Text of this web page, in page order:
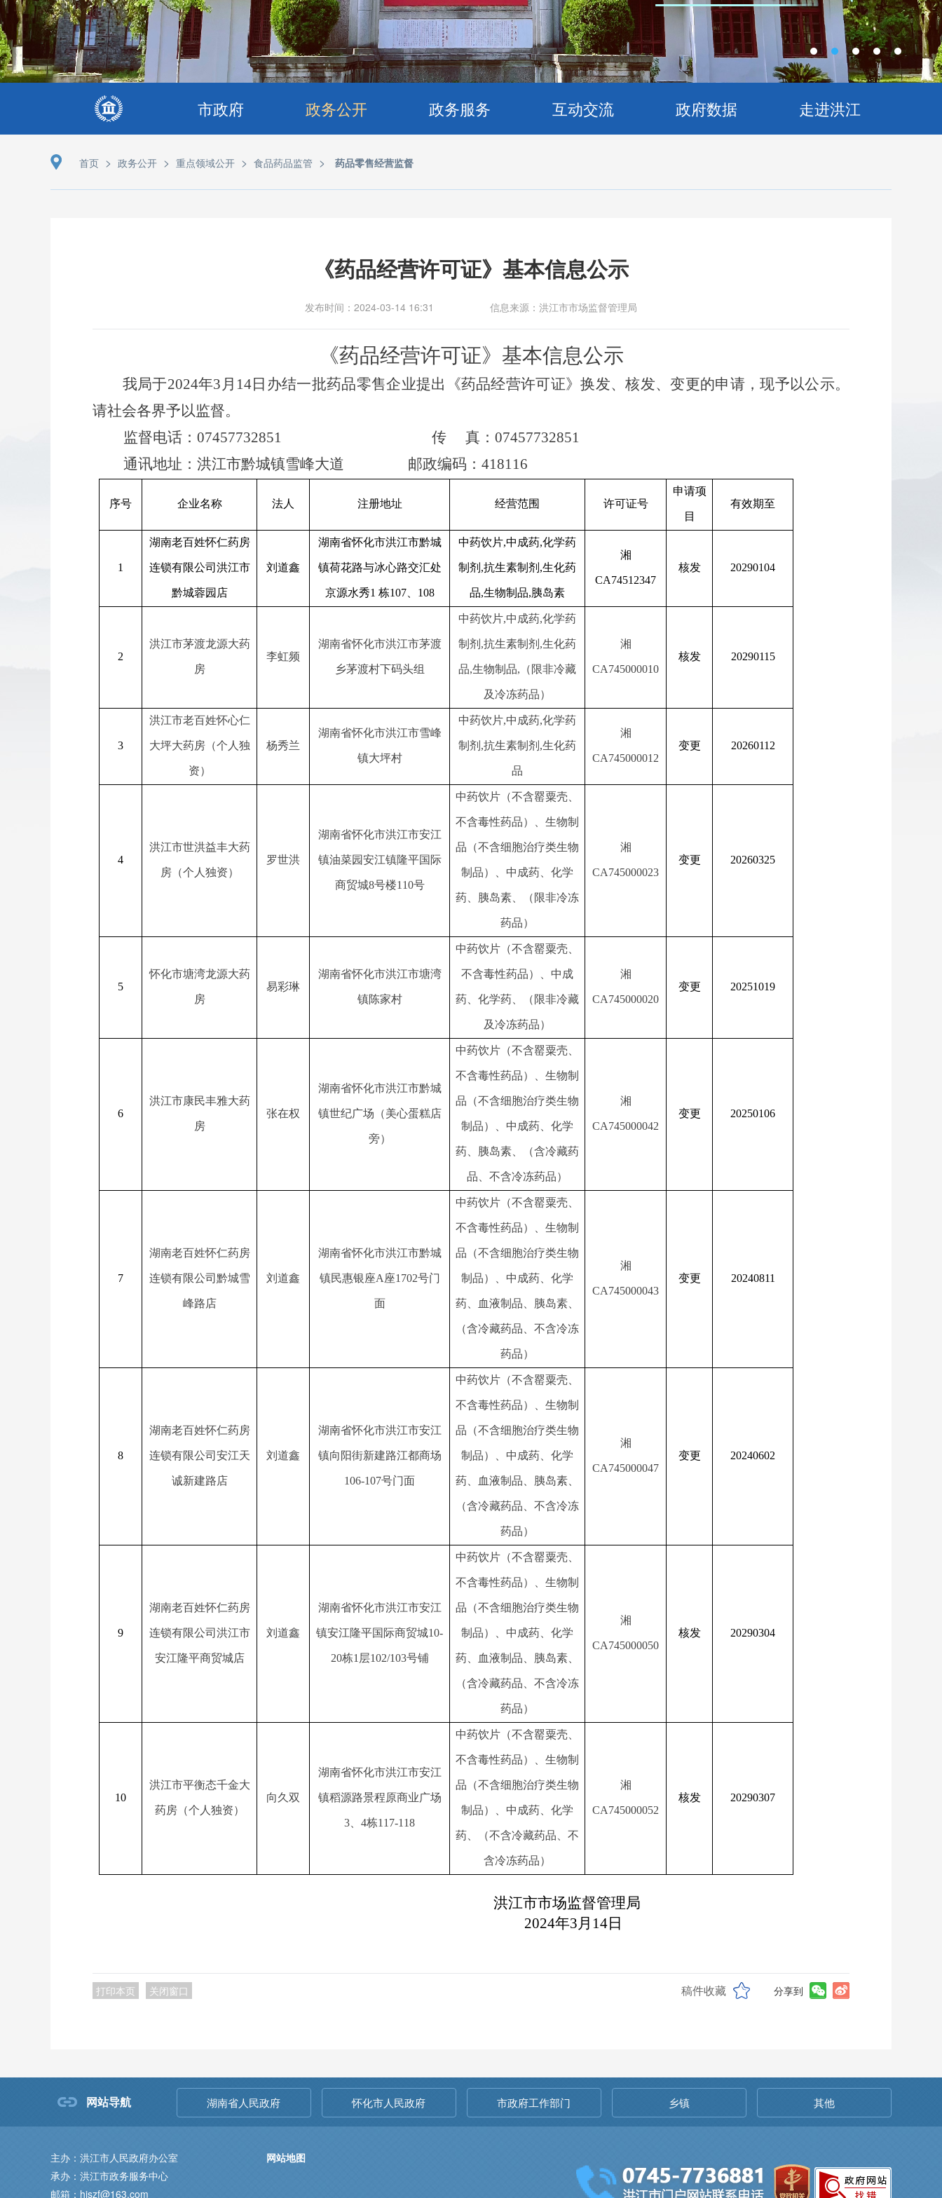
市政府 政务公开 政务服务 互动交流 政府数据 走进洪江
首页 > 政务公开 > 重点领域公开 > 食品药品监管 > 药品零售经营监督
《药品经营许可证》基本信息公示
发布时间：2024-03-14 16:31 信息来源：洪江市市场监督管理局
《药品经营许可证》基本信息公示
我局于2024年3月14日办结一批药品零售企业提出《药品经营许可证》换发、核发、变更的申请，现予以公示。
请社会各界予以监督。
监督电话： 07457732851 传 真：07457732851
通讯地址：洪江市黔城镇雪峰大道 邮政编码：418116
序号 企业名称 法人 注册地址 经营范围 许可证号
申请项
目
有效期至
1
湖南老百姓怀仁药房
连锁有限公司洪江市
黔城蓉园店
刘道鑫
湖南省怀化市洪江市黔城
镇荷花路与冰心路交汇处
京源水秀1 栋107、108
中药饮片,中成药,化学药
制剂,抗生素制剂,生化药
品,生物制品,胰岛素
湘
CA74512347
核发 20290104
2
洪江市茅渡龙源大药
房
李虹频
湖南省怀化市洪江市茅渡
乡茅渡村下码头组
中药饮片,中成药,化学药
制剂,抗生素制剂,生化药
品,生物制品,（限非冷藏
及冷冻药品）
湘
CA745000010
核发 20290115
3
洪江市老百姓怀心仁
大坪大药房（个人独
资）
杨秀兰
湖南省怀化市洪江市雪峰
镇大坪村
中药饮片,中成药,化学药
制剂,抗生素制剂,生化药
品
湘
CA745000012
变更 20260112
4
洪江市世洪益丰大药
房（个人独资）
罗世洪
湖南省怀化市洪江市安江
镇油菜园安江镇隆平国际
商贸城8号楼110号
中药饮片（不含罂粟壳、
不含毒性药品）、生物制
品（不含细胞治疗类生物
制品）、中成药、化学
药、胰岛素、（限非冷冻
药品）
湘
CA745000023
变更 20260325
5
怀化市塘湾龙源大药
房
易彩琳
湖南省怀化市洪江市塘湾
镇陈家村
中药饮片（不含罂粟壳、
不含毒性药品）、中成
药、化学药、（限非冷藏
及冷冻药品）
湘
CA745000020
变更 20251019
6
洪江市康民丰雅大药
房
张在权
湖南省怀化市洪江市黔城
镇世纪广场（美心蛋糕店
旁）
中药饮片（不含罂粟壳、
不含毒性药品）、生物制
品（不含细胞治疗类生物
制品）、中成药、化学
药、胰岛素、（含冷藏药
品、不含冷冻药品）
湘
CA745000042
变更 20250106
7
湖南老百姓怀仁药房
连锁有限公司黔城雪
峰路店
刘道鑫
湖南省怀化市洪江市黔城
镇民惠银座A座1702号门
面
中药饮片（不含罂粟壳、
不含毒性药品）、生物制
品（不含细胞治疗类生物
制品）、中成药、化学
药、血液制品、胰岛素、
（含冷藏药品、不含冷冻
药品）
湘
CA745000043
变更 20240811
8
湖南老百姓怀仁药房
连锁有限公司安江天
诚新建路店
刘道鑫
湖南省怀化市洪江市安江
镇向阳街新建路江都商场
106-107号门面
中药饮片（不含罂粟壳、
不含毒性药品）、生物制
品（不含细胞治疗类生物
制品）、中成药、化学
药、血液制品、胰岛素、
（含冷藏药品、不含冷冻
药品）
湘
CA745000047
变更 20240602
9
湖南老百姓怀仁药房
连锁有限公司洪江市
安江隆平商贸城店
刘道鑫
湖南省怀化市洪江市安江
镇安江隆平国际商贸城10-
20栋1层102/103号铺
中药饮片（不含罂粟壳、
不含毒性药品）、生物制
品（不含细胞治疗类生物
制品）、中成药、化学
药、血液制品、胰岛素、
（含冷藏药品、不含冷冻
药品）
湘
CA745000050
核发 20290304
10
洪江市平衡态千金大
药房（个人独资）
向久双
湖南省怀化市洪江市安江
镇稻源路景程原商业广场
3、4栋117-118
中药饮片（不含罂粟壳、
不含毒性药品）、生物制
品（不含细胞治疗类生物
制品）、中成药、化学
药、（不含冷藏药品、不
含冷冻药品）
湘
CA745000052
核发 20290307
洪江市市场监督管理局
2024年3月14日
打印本页 关闭窗口 稿件收藏 分享到
网站导航 湖南省人民政府 怀化市人民政府 市政府工作部门 乡镇 其他
主办：洪江市人民政府办公室
承办：洪江市政务服务中心
邮箱：hjszf@163.com
网站地图